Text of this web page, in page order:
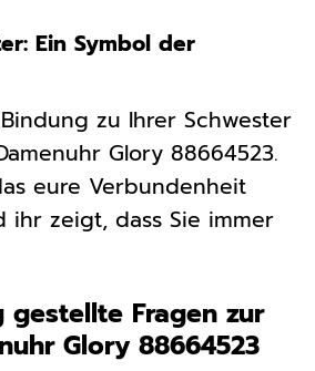
Ein Symbol der
zu Ihrer Schwester
Glory 88664523.
eure Verbundenheit
ihr zeigt, dass Sie immer
gestellte Fragen zur
Glory 88664523